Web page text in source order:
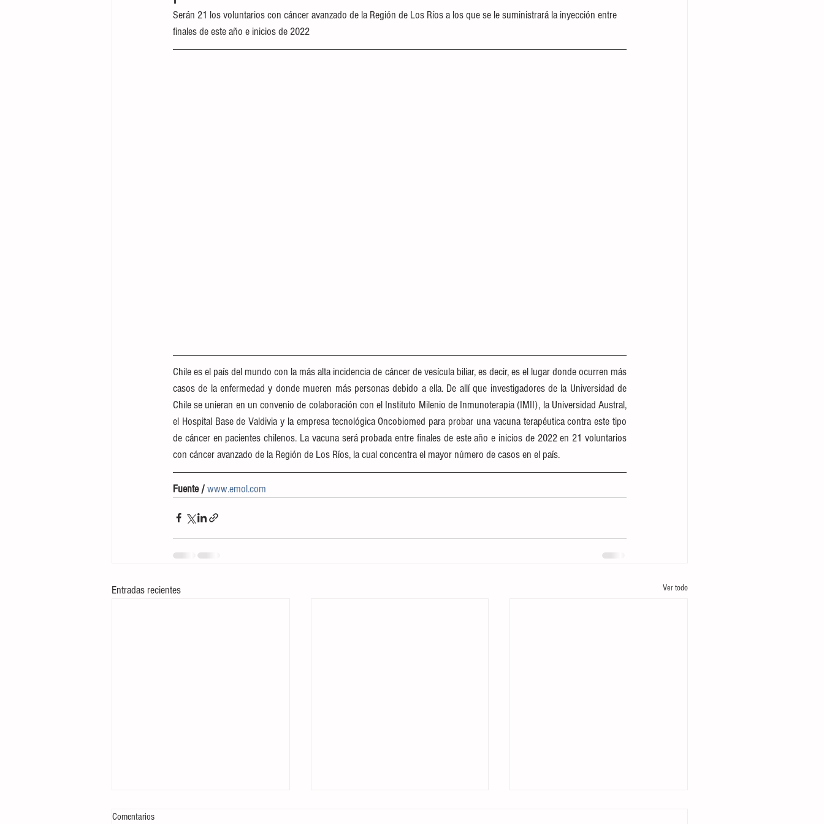
Serán 21 los voluntarios con cáncer avanzado de la Región de Los Ríos a los que se le suministrará la inyección entre
finales de este año e inicios de 2022
Chile es el país del mundo con la más alta incidencia de cáncer de vesícula biliar, es decir, es el lugar donde ocurren más
casos de la enfermedad y donde mueren más personas debido a ella. De allí que investigadores de la Universidad de
Chile se unieran en un convenio de colaboración con el Instituto Milenio de Inmunoterapia (IMII), la Universidad Austral,
el Hospital Base de Valdivia y la empresa tecnológica Oncobiomed para probar una vacuna terapéutica contra este tipo
de cáncer en pacientes chilenos. La vacuna será probada entre finales de este año e inicios de 2022 en 21 voluntarios
con cáncer avanzado de la Región de Los Ríos, la cual concentra el mayor número de casos en el país.
Fuente /www.emol.com
Entradas recientes Ver todo
Comentarios